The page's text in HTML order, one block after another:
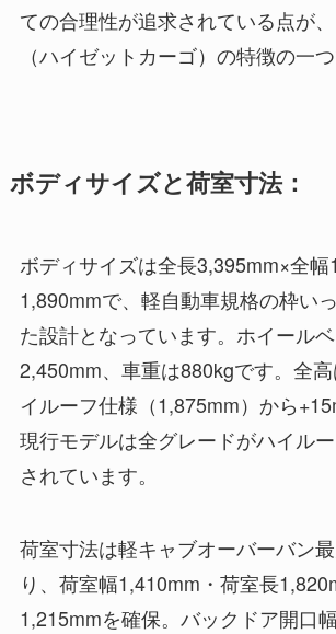
ての合理性が追求されている点が
（ハイゼットカーゴ）の特徴の一つ
ボディサイズと荷室寸法：
ボディサイズは全長3,395mm×全
1,890mmで、軽自動車規格の枠い
た設計となっています。ホイール
2,450mm、車重は880kgです。全
イルーフ仕様（1,875mm）から
現行モデルは全グレードがハイル
されています。
荷室寸法は軽キャブオーバーバン
り、荷室幅1,410mm・荷室長
1,215mmを確保。バックドア開口